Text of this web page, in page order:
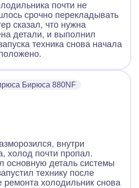
почти не
срочно перекладывать
сказал, что нужна
детали, и выполнил
техника снова начала
Бирюса 880NF
внутри
холод почти пропал.
основную деталь системы
технику после
ремонта холодильник снова